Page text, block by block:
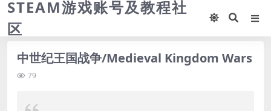
STEAM游戏账号及教程社
区
中世纪王国战争/Medieval Kingdom Wars
79